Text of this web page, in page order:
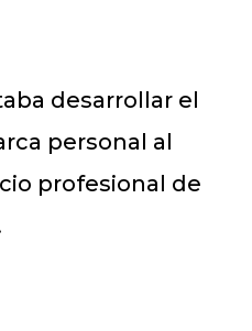
desarrollar el
personal al
profesional de